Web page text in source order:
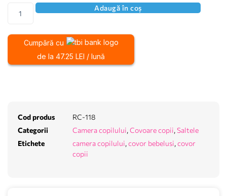
Adaugă în coș
Cumpără cu
de la 47.25 LEI / lună
Cod produs
RC-118
Categorii
Camera copilului, Covoare copii, Saltele
Etichete
camera copilului, covor bebelusi, covor
copii